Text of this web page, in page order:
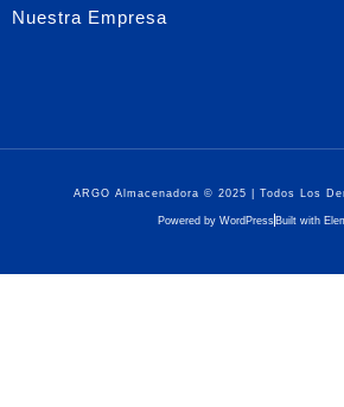
Nuestra Empresa
ARGO Almacenadora © 2025 | Todos Los
Powered by WordPress Built with